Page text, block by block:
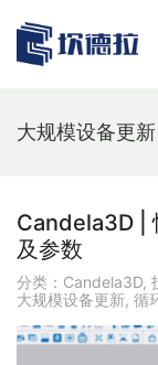
大规模设备更新
Candela3D |
及参数
分类： Candela3D,
大规模设备更新, 循